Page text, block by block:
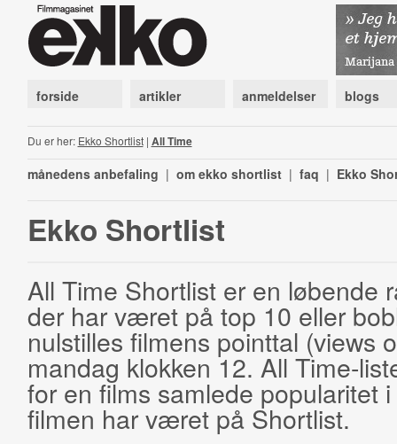
forside artikler anmeldelser blogs
Du er her: Ekko Shortlist| All Time
månedens anbefaling | om ekko shortlist | faq | Ekko
Ekko Shortlist
All Time Shortlist er en løbende
der har været på top 10 eller
nulstilles filmens pointtal (views
mandag klokken 12. All Time-
for en films samlede popularitet
filmen har været på Shortlist.